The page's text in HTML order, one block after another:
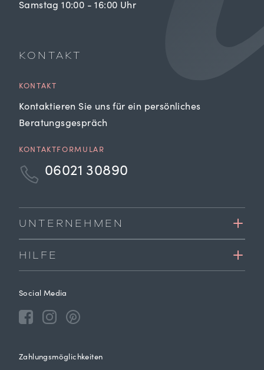
Samstag 10:00 - 16:00 Uhr
KONTAKT
KONTAKT
Kontaktieren Sie uns für ein persönliches
Beratungsgespräch
KONTAKTFORMULAR
06021 30890
UNTERNEHMEN
HILFE
Social Media
Zahlungsmöglichkeiten